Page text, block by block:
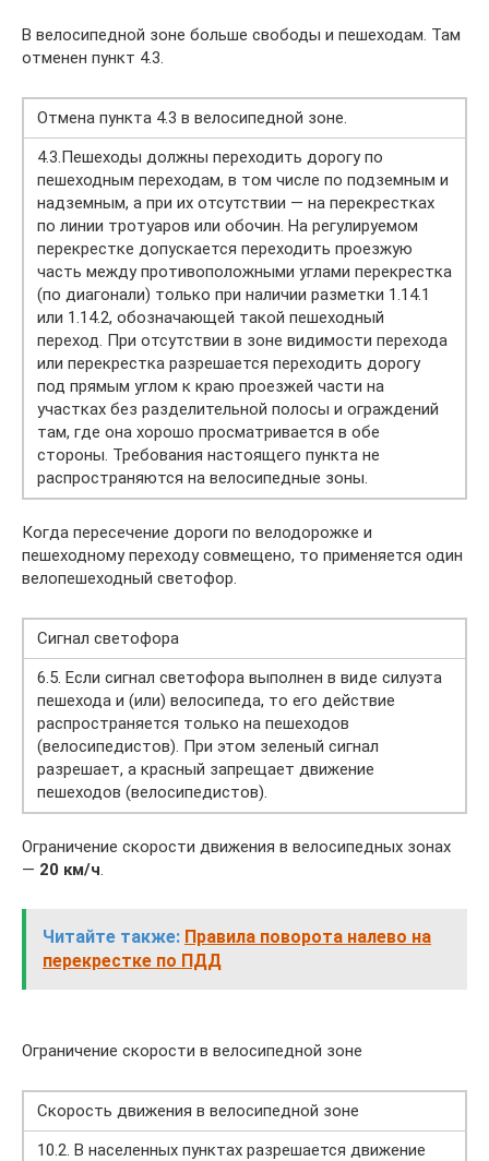
В велосипедной зоне больше свободы и пешеходам. Там
отменен пункт 4.3.
Отмена пункта 4.3 в велосипедной зоне.
4.3.Пешеходы должны переходить дорогу по
пешеходным переходам, в том числе по подземным и
надземным, а при их отсутствии — на перекрестках
по линии тротуаров или обочин. На регулируемом
перекрестке допускается переходить проезжую
часть между противоположными углами перекрестка
(по диагонали) только при наличии разметки 1.14.1
или 1.14.2, обозначающей такой пешеходный
переход. При отсутствии в зоне видимости перехода
или перекрестка разрешается переходить дорогу
под прямым углом к краю проезжей части на
участках без разделительной полосы и ограждений
там, где она хорошо просматривается в обе
стороны. Требования настоящего пункта не
распространяются на велосипедные зоны.
Когда пересечение дороги по велодорожке и
пешеходному переходу совмещено, то применяется один
велопешеходный светофор.
Сигнал светофора
6.5. Если сигнал светофора выполнен в виде силуэта
пешехода и (или) велосипеда, то его действие
распространяется только на пешеходов
(велосипедистов). При этом зеленый сигнал
разрешает, а красный запрещает движение
пешеходов (велосипедистов).
Ограничение скорости движения в велосипедных зонах
— 20 км/ч.
Читайте также: Правила поворота налево на
перекрестке по ПДД
Ограничение скорости в велосипедной зоне
Скорость движения в велосипедной зоне
10.2. В населенных пунктах разрешается движение